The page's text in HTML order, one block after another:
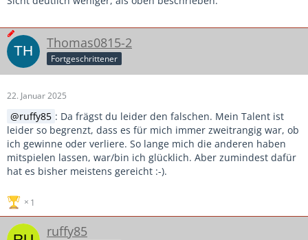
Thomas0815-2
Fortgeschrittener
22. Januar 2025
ruffy85 : Da frägst du leider den falschen. Mein Talent ist
leider so begrenzt, dass es für mich immer zweitrangig war, ob
ich gewinne oder verliere. So lange mich die anderen haben
mitspielen lassen, war/bin ich glücklich. Aber zumindest dafür
hat es bisher meistens gereicht :-).
1
ruffy85